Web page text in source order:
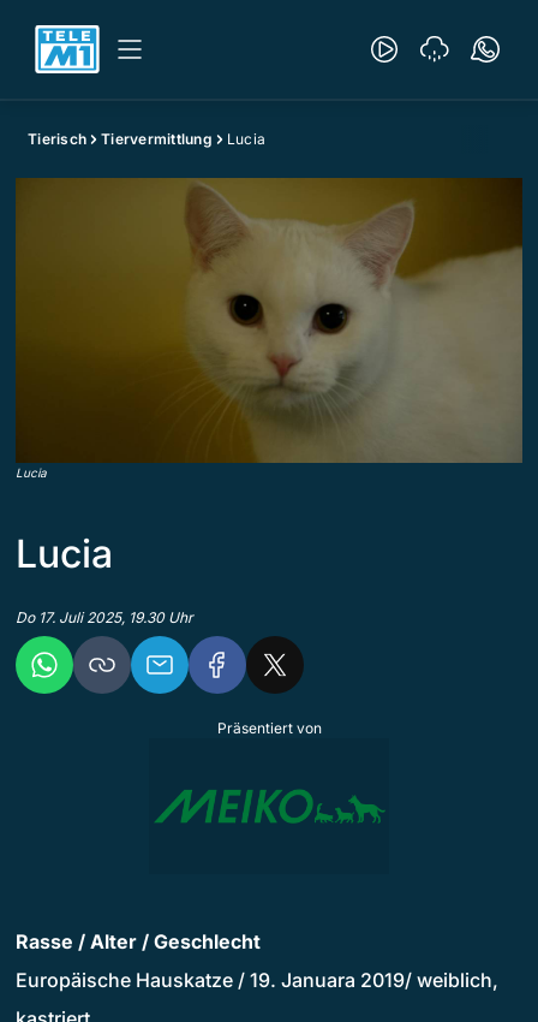
Tierisch Tiervermittlung Lucia
Lucia
Lucia
Do 17. Juli 2025, 19.30 Uhr
Präsentiert von
Rasse / Alter / Geschlecht
Europäische Hauskatze / 19. Januara 2019/ weiblich,